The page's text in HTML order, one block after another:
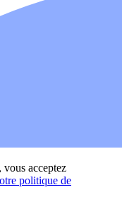
acceptez
politique de